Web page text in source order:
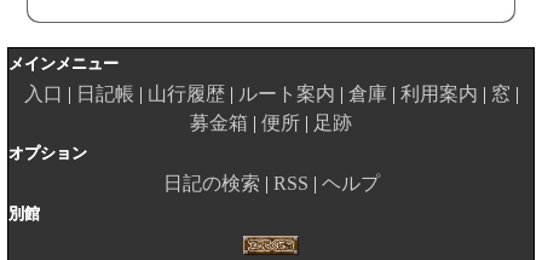
メインメニュー
入口 日記帳 山行履歴 ルート案内 倉庫 利用案内
窓
募金箱
便所 足跡
オプション
日記の検索 RSS ヘルプ
別館